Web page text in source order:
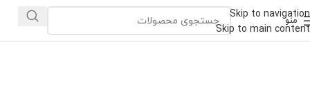
Skip to navigation
Skip to main content
منو